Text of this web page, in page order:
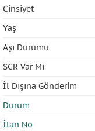
Cinsiyet
Yaş
Aşı Durumu
SCR Var Mı
İl Dışına Gönderim
Durum
İlan No